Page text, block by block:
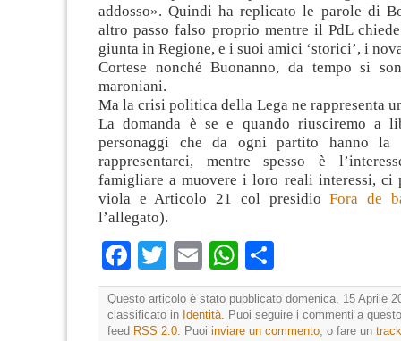
addosso». Quindi ha replicato le parole di
altro passo falso proprio mentre il PdL
giunta in Regione, e i suoi amici ‘storici’, i
Cortese nonché Buonanno, da tempo si
maroniani.
Ma la crisi politica della Lega ne rappresenta
La domanda è se e quando riusciremo a
personaggi che da ogni partito hanno la
rappresentarci, mentre spesso è
famigliare a muovere i loro reali interessi, ci
viola e Articolo 21 col presidioFora de
l’allegato).
Facebook
TwitterEmailWhatsApp
Questo articolo è stato pubblicato domenica, 15 Aprile
classificato in Identità. Puoi seguire i commenti a
feed RSS 2.0. Puoi inviare un commento, o fare un